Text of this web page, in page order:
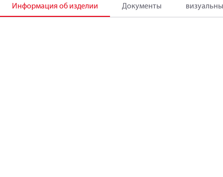
Информация об изделии Документы